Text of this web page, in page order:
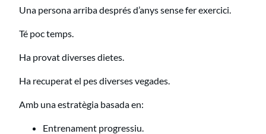
Una persona arriba després d’anys sense fer exercici.
Té poc temps.
Ha provat diverses dietes.
Ha recuperat el pes diverses vegades.
Amb una estratègia basada en:
Entrenament progressiu.